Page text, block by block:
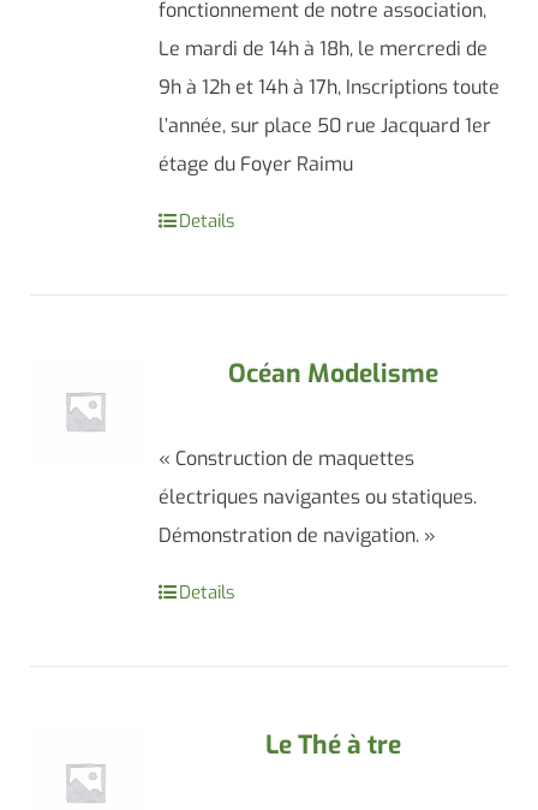
fonctionnement de notre association,
Le mardi de 14h à 18h, le mercredi de
9h à 12h et 14h à 17h, Inscriptions toute
l’année, sur place 50 rue Jacquard 1er
étage du Foyer Raimu
Details
Océan Modelisme
« Construction de maquettes
électriques navigantes ou statiques.
Démonstration de navigation. »
Details
Le Thé à tre